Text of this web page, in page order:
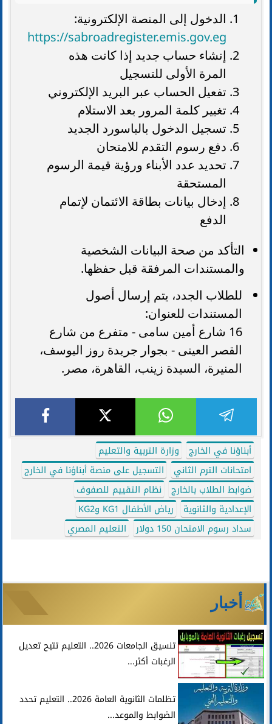
الدخول إلى المنصة الإلكترونية:
https://sabroadregister.emis.gov.eg
إنشاء حساب جديد إذا كانت هذه
المرة الأولى للتسجيل
تفعيل الحساب عبر البريد الإلكتروني
تغيير كلمة المرور بعد الاستلام
تسجيل الدخول بالباسورد الجديد
دفع رسوم التقدم للامتحان
تحديد عدد الأبناء ورؤية قيمة الرسوم
المستحقة
إدخال بيانات بطاقة الائتمان لإتمام
الدفع
التأكد من صحة البيانات الشخصية
والمستندات المرفقة قبل حفظها.
للطلاب الجدد، يتم إرسال أصول
المستندات للعنوان:
16 شارع أمين سامى - متفرع من شارع
القصر العينى - بجوار جريدة روز اليوسف،
المنيرة، السيدة زينب، القاهرة، مصر.
أبناؤنا في الخارج
وزارة التربية والتعليم
امتحانات الترم الثاني
التسجيل على منصة أبناؤنا في الخارج
ضوابط الطلاب بالخارج
نظام التقييم للصفوف
الإعدادية والثانوية
رياض الأطفال KG1 وKG2
سداد رسوم الامتحان 150 دولار
التعليم المصري
أخبار
تنسيق الجامعات 2026.. التعليم تتيح تعديل
الرغبات أكثر...
تظلمات الثانوية العامة 2026.. التعليم تحدد
الضوابط والموعد...